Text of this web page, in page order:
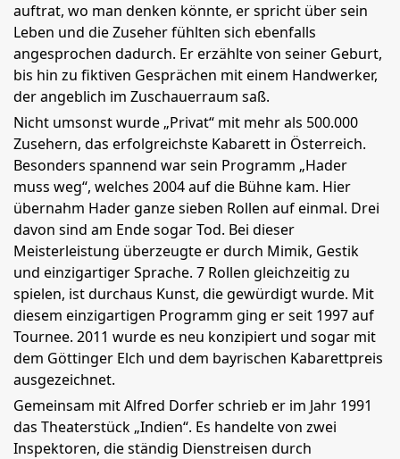
auftrat, wo man denken könnte, er spricht über sein
Leben und die Zuseher fühlten sich ebenfalls
angesprochen dadurch. Er erzählte von seiner Geburt,
bis hin zu fiktiven Gesprächen mit einem Handwerker,
der angeblich im Zuschauerraum saß.
Nicht umsonst wurde „Privat“ mit mehr als 500.000
Zusehern, das erfolgreichste Kabarett in Österreich.
Besonders spannend war sein Programm „Hader
muss weg“, welches 2004 auf die Bühne kam. Hier
übernahm Hader ganze sieben Rollen auf einmal. Drei
davon sind am Ende sogar Tod. Bei dieser
Meisterleistung überzeugte er durch Mimik, Gestik
und einzigartiger Sprache. 7 Rollen gleichzeitig zu
spielen, ist durchaus Kunst, die gewürdigt wurde. Mit
diesem einzigartigen Programm ging er seit 1997 auf
Tournee. 2011 wurde es neu konzipiert und sogar mit
dem Göttinger Elch und dem bayrischen Kabarettpreis
ausgezeichnet.
Gemeinsam mit Alfred Dorfer schrieb er im Jahr 1991
das Theaterstück „Indien“. Es handelte von zwei
Inspektoren, die ständig Dienstreisen durch